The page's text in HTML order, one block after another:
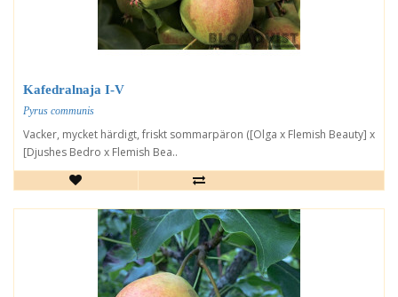
Kafedralnaja I-V
Pyrus communis
Vacker, mycket härdigt, friskt sommarpäron ([Olga x Flemish Beauty] x
[Djushes Bedro x Flemish Bea..